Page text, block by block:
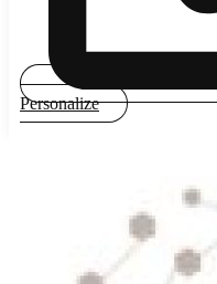
Personalize